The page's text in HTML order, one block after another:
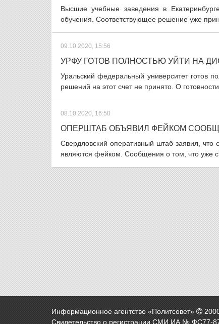
Высшие учебные заведения в
обучения. Соответствующее решение уже
09.10.2020, 15:56
УРФУ ГОТОВ ПОЛНОСТЬЮ УЙТИ НА
Уральский федеральный университет готов
решений на этот счет не принято. О
08.10.2020, 16:50
ОПЕРШТАБ ОБЪЯВИЛ ФЕЙКОМ
Свердловский оперативный штаб заявил,
являются фейком. Сообщения о том, что уже с
Информационное агентство «Политсовет»
Свидетельство о регистрации СМИ ИА № ФС77-